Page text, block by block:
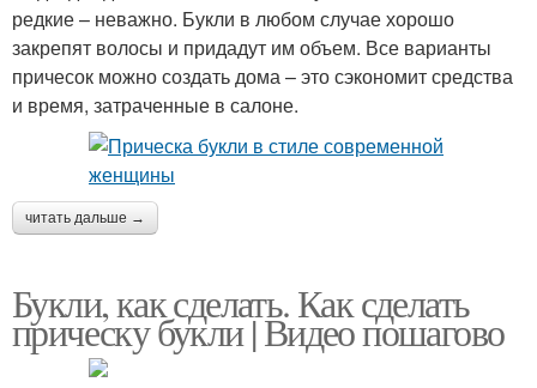
редкие – неважно. Букли в любом случае хорошо
закрепят волосы и придадут им объем. Все варианты
причесок можно создать дома – это сэкономит средства
и время, затраченные в салоне.
читать дальше →
Букли, как сделать. Как сделать
прическу букли | Видео пошагово